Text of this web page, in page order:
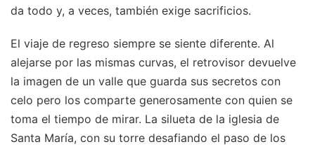
da todo y, a veces, también exige sacrificios.
El viaje de regreso siempre se siente diferente. Al
alejarse por las mismas curvas, el retrovisor devuelve
la imagen de un valle que guarda sus secretos con
celo pero los comparte generosamente con quien se
toma el tiempo de mirar. La silueta de la iglesia de
Santa María, con su torre desafiando el paso de los